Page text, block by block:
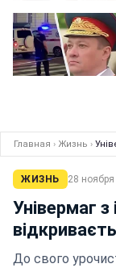
Главная › Жизнь ›
ЖИЗНЬ 28 ноября
Універмаг
До свого